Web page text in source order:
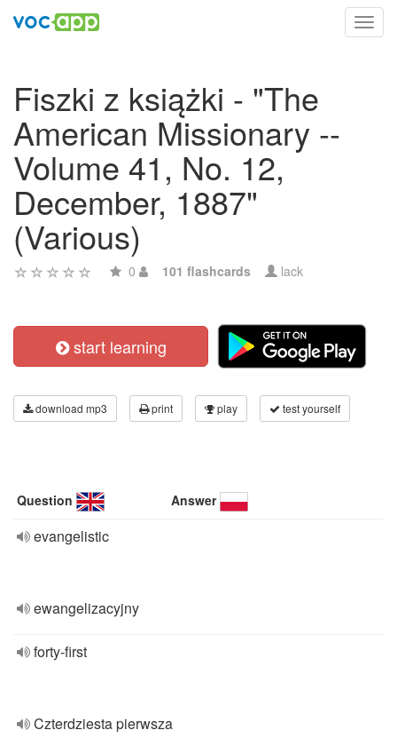
Fiszki z książki - "The
American Missionary --
Volume 41, No. 12,
December, 1887"
(Various)
0 101 flashcards lack
start learning
download mp3 print play test yourself
Question Answer
evangelistic
ewangelizacyjny
forty-first
Czterdziesta pierwsza